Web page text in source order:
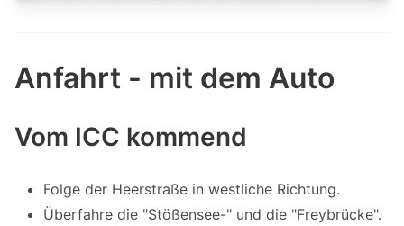
Anfahrt - mit dem Auto
Vom ICC kommend
Folge der Heerstraße in westliche Richtung.
Überfahre die "Stößensee-" und die "Freybrücke".